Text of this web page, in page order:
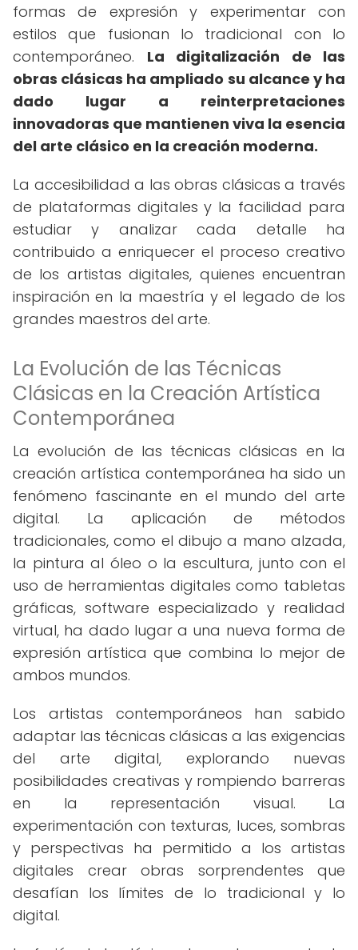
formas de expresión y experimentar con
estilos que fusionan lo tradicional con lo
contemporáneo. La digitalización de las
obras clásicas ha ampliado su alcance y ha
dado lugar a reinterpretaciones
innovadoras que mantienen viva la esencia
del arte clásico en la creación moderna.
La accesibilidad a las obras clásicas a través
de plataformas digitales y la facilidad para
estudiar y analizar cada detalle ha
contribuido a enriquecer el proceso creativo
de los artistas digitales, quienes encuentran
inspiración en la maestría y el legado de los
grandes maestros del arte.
La Evolución de las Técnicas
Clásicas en la Creación Artística
Contemporánea
La evolución de las técnicas clásicas en la
creación artística contemporánea ha sido un
fenómeno fascinante en el mundo del arte
digital. La aplicación de métodos
tradicionales, como el dibujo a mano alzada,
la pintura al óleo o la escultura, junto con el
uso de herramientas digitales como tabletas
gráficas, software especializado y realidad
virtual, ha dado lugar a una nueva forma de
expresión artística que combina lo mejor de
ambos mundos.
Los artistas contemporáneos han sabido
adaptar las técnicas clásicas a las exigencias
del arte digital, explorando nuevas
posibilidades creativas y rompiendo barreras
en la representación visual. La
experimentación con texturas, luces, sombras
y perspectivas ha permitido a los artistas
digitales crear obras sorprendentes que
desafían los límites de lo tradicional y lo
digital.